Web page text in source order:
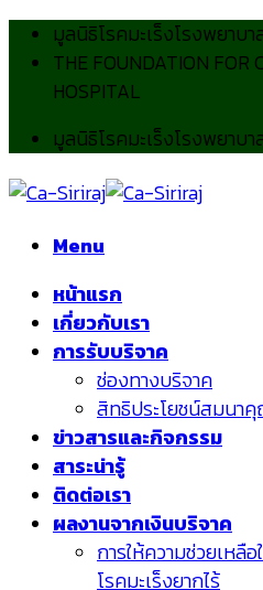
Skip
content
มูลนิธิโรคมะเร็งโรงพยาบา
THE FOUNDATION FOR
HOSPITAL
มูลนิธิโรคมะเร็งโรงพยาบา
Menu
หน้าแรก
เกี่ยวกับเรา
การรับบริจาค
ช่องทางบริจาค
สิทธิประโยชน์สมนา
ข่าวสารและกิจกรรม
สาระน่ารู้
ติดต่อเรา
ผลงานจากเงินบริจาค
การให้ความช่วยเหลื
โรคมะเร็งยากไร้